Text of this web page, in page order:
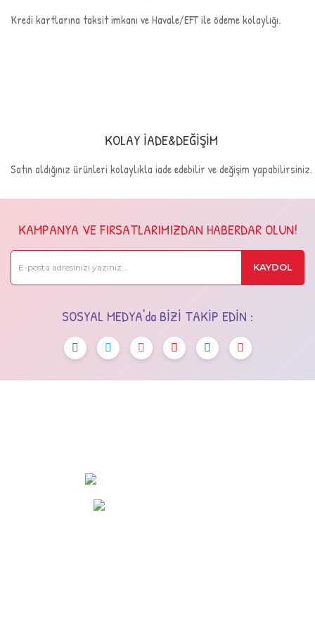
Kredi kartlarına taksit imkanı ve Havale/EFT ile ödeme kolaylığı.
KOLAY İADE&DEĞİŞİM
Satın aldığınız ürünleri kolaylıkla iade edebilir ve değişim yapabilirsiniz.
KAMPANYA VE FIRSATLARIMIZDAN HABERDAR OLUN!
KAYDOL
SOSYAL MEDYA'da BİZİ TAKİP EDİN :